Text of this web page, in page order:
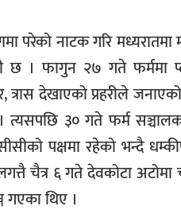
परेको नाटक गरि मध्यरातमा
छ । फागुन २७ गते फर्ममा
त्रास देखाएको प्रहरीले
त्यसपछि ३० गते फर्म
पक्षमा रहेको भन्दै
चैत्र ६ गते देवकोटा
गएका थिए ।